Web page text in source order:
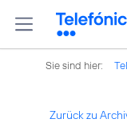
Sie sind hier:
Zurück zu